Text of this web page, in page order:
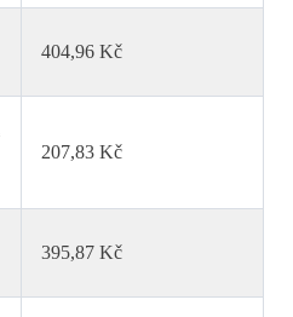
404,96 Kč
207,83 Kč
395,87 Kč